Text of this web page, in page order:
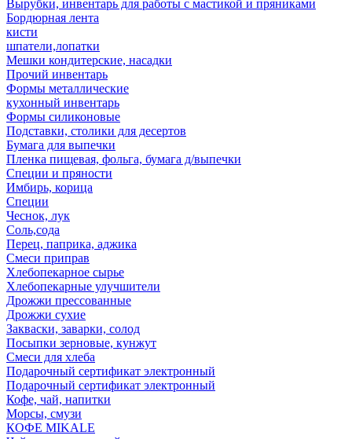
Вырубки, инвентарь для работы с мастикой и пряниками
Бордюрная лента
кисти
шпатели,лопатки
Мешки кондитерские, насадки
Прочий инвентарь
Формы металлические
кухонный инвентарь
Формы силиконовые
Подставки, столики для десертов
Бумага для выпечки
Пленка пищевая, фольга, бумага д/выпечки
Специи и пряности
Имбирь, корица
Специи
Чеснок, лук
Соль,сода
Перец, паприка, аджика
Смеси приправ
Хлебопекарное сырье
Хлебопекарные улучшители
Дрожжи прессованные
Дрожжи сухие
Закваски, заварки, солод
Посыпки зерновые, кунжут
Смеси для хлеба
Подарочный сертификат электронный
Подарочный сертификат электронный
Кофе, чай, напитки
Морсы, смузи
КОФЕ MIKALE